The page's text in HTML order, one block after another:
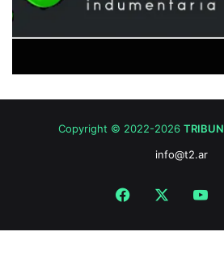
Copyright © 2022-2026
info@t2.ar
Facebook